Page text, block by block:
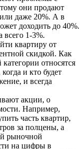
они продают
даже 20%. А в
доходить до 40%.
всего 1-3%.
квартиру от
скидкой. Как
относятся
и кто будет
и всегда
акции, о
Например,
часть квартир,
за полцены, а
рыночной
на цифры в